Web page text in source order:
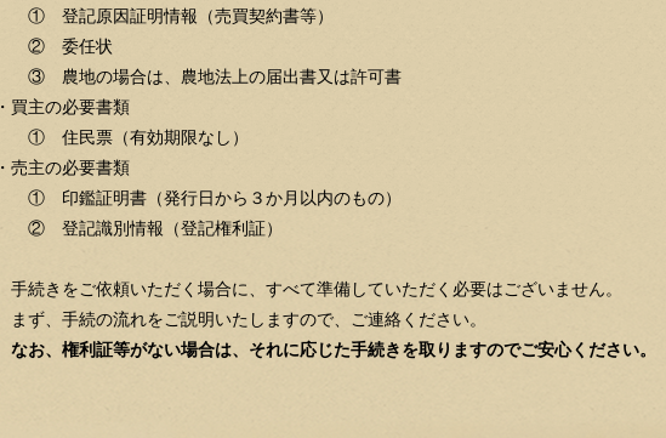
① 登記原因証明情報（売買契約書等）
② 委任状
③ 農地の場合は、農地法上の届出書又は許可書
・買主の必要書類
① 住民票（有効期限なし）
・売主の必要書類
① 印鑑証明書（発行日から３か月以内のもの）
② 登記識別情報（登記権利証）
手続きをご依頼いただく場合に、すべて準備していただく必要はございません。
まず、手続の流れをご説明いたしますので、ご連絡ください。
なお、権利証等がない場合は、それに応じた手続きを取りますのでご安心ください。